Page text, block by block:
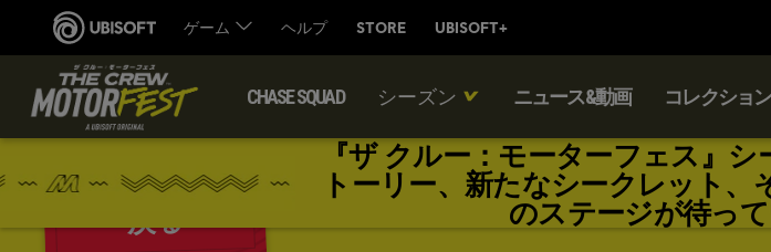
『ザ クルー：モーターフェス』
トーリー、新たなシークレット
のステージが待って
CHASE SQUAD シーズン ニュース&動画 コレクショ
戻る